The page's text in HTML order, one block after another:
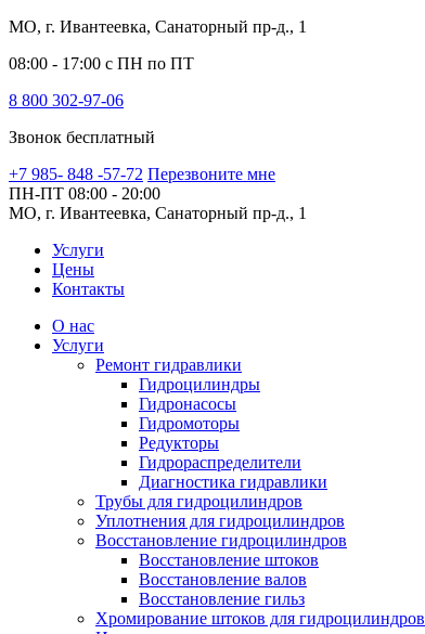
МО, г. Ивантеевка, Санаторный пр-д., 1
08:00 - 17:00 с ПН по ПТ
8 800 302-97-06
Звонок бесплатный
+7 985- 848 -57-72 Перезвоните мне
ПН-ПТ 08:00 - 20:00
МО, г. Ивантеевка, Санаторный пр-д., 1
Услуги
Цены
Контакты
О нас
Услуги
Ремонт гидравлики
Гидроцилиндры
Гидронасосы
Гидромоторы
Редукторы
Гидрораспределители
Диагностика гидравлики
Трубы для гидроцилиндров
Уплотнения для гидроцилиндров
Восстановление гидроцилиндров
Восстановление штоков
Восстановление валов
Восстановление гильз
Хромирование штоков для гидроцилиндров